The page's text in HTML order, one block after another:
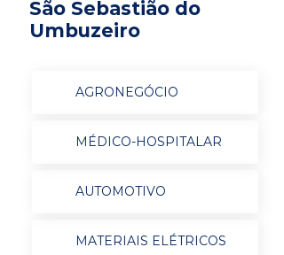
São Sebastião do
Umbuzeiro
AGRONEGÓCIO
MÉDICO-HOSPITALAR
AUTOMOTIVO
MATERIAIS ELÉTRICOS